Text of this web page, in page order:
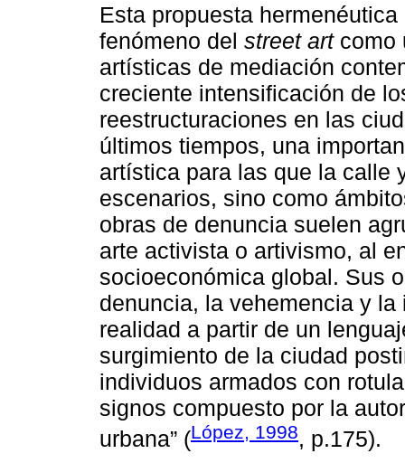
Esta propuesta
fenómeno del street artcomo
artísticas de mediación
creciente intensificación de
reestructuraciones en las
últimos tiempos, una
artística para las que la calle
escenarios, sino como
obras de denuncia suelen
arte activista o artivismo, al
socioeconómica global. Sus
denuncia, la vehemencia y
realidad a partir de un
surgimiento de la ciudad
individuos armados con
signos compuesto por la
urbana” (López, 1998, p.175).